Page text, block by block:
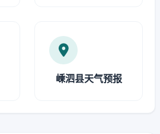
嵊泗县天气预报